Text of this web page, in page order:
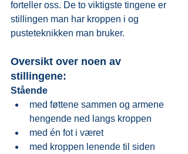
forteller oss. De to viktigste tingene er
stillingen man har kroppen i og
pusteteknikken man bruker.
Oversikt over noen av
stillingene:
Stående
med føttene sammen og armene
hengende ned langs kroppen
med én fot i været
med kroppen lenende til siden